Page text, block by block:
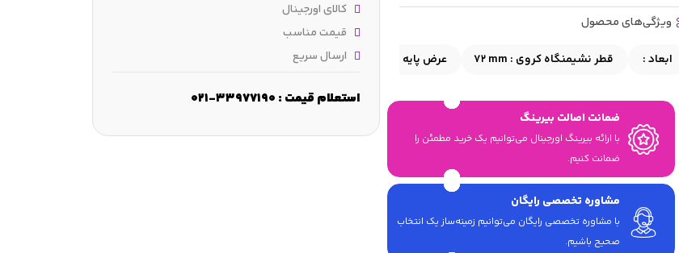
ویژگی‌های محصول
ابعاد : قطر نشیمنگاه کروی : 72 mm عرض پایه : ارتفاع :78 mm
ضمانت اصالت بیرینگ
با ارائه بیرینگ اورجینال می‎‌توانیم یک خرید مطمئن را
ضمانت کنیم.
مشاوره تخصصی رایگان
با مشاوره تخصصی رایگان می‌توانیم زمینه‌ساز یک انتخاب
صحیح باشیم.
کالای اورجینال
قیمت مناسب
ارسال سریع
استعلام قیمت : 33977190-021